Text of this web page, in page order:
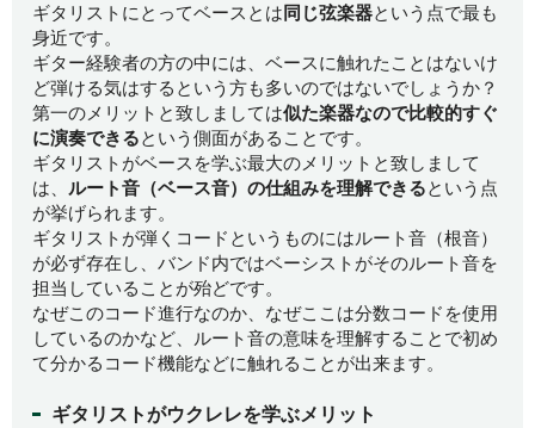
ギタリストにとってベースとは 同じ弦楽器という点で最も
身近です。
ギター経験者の方の中には、ベースに触れたことはないけ
ど弾ける気はするという方も多いのではないでしょうか？
第一のメリットと致しましては似た楽器なので比較的すぐ
に演奏できるという側面があることです。
ギタリストがベースを学ぶ最大のメリットと致しまして
は、ルート音（ベース音）の仕組みを理解できるという点
が挙げられます。
ギタリストが弾くコードというものにはルート音（根音）
が必ず存在し、バンド内ではベーシストがそのルート音を
担当していることが殆どです。
なぜこのコード進行なのか、なぜここは分数コードを使用
しているのかなど、ルート音の意味を理解することで初め
て分かるコード機能などに触れることが出来ます。
ギタリストがウクレレを学ぶメリット